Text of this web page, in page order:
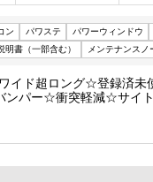
ン パワステ パワーウィンドウ
明書（一部含む）
メンテナンスノ
イド超ロング☆登録済
ンパー☆衝突軽減☆サイ